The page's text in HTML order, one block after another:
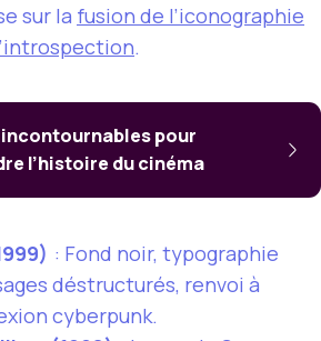
sur la fusion de l’iconographie
.
pour
l’histoire du cinéma
: Fond noir, typographie
déstructurés, renvoi à
cyberpunk.